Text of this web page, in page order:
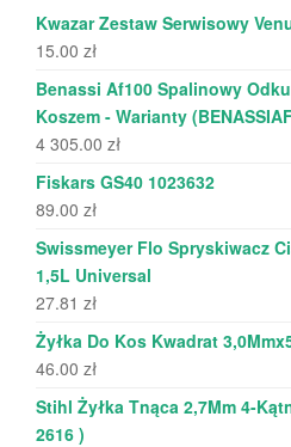
Kwazar Zestaw Serwisowy
15.00 zł
Benassi Af100 Spalinowy
Koszem - Warianty
4 305.00 zł
Fiskars GS40 1023632
89.00 zł
Swissmeyer Flo Spryskiwacz
1,5L Universal
27.81 zł
Żyłka Do Kos Kwadrat
46.00 zł
Stihl Żyłka Tnąca 2,7Mm 4-
2616 )